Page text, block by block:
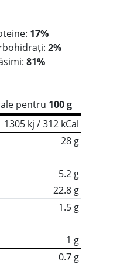
17%
2%
81%
pentru 100 g
1305 kj / 312 kCal
28 g
5.2 g
22.8 g
1.5 g
1 g
0.7 g